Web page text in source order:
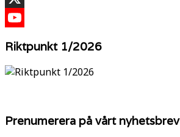
X
Riktpunkt 1/2026
Prenumerera på vårt nyhetsbrev